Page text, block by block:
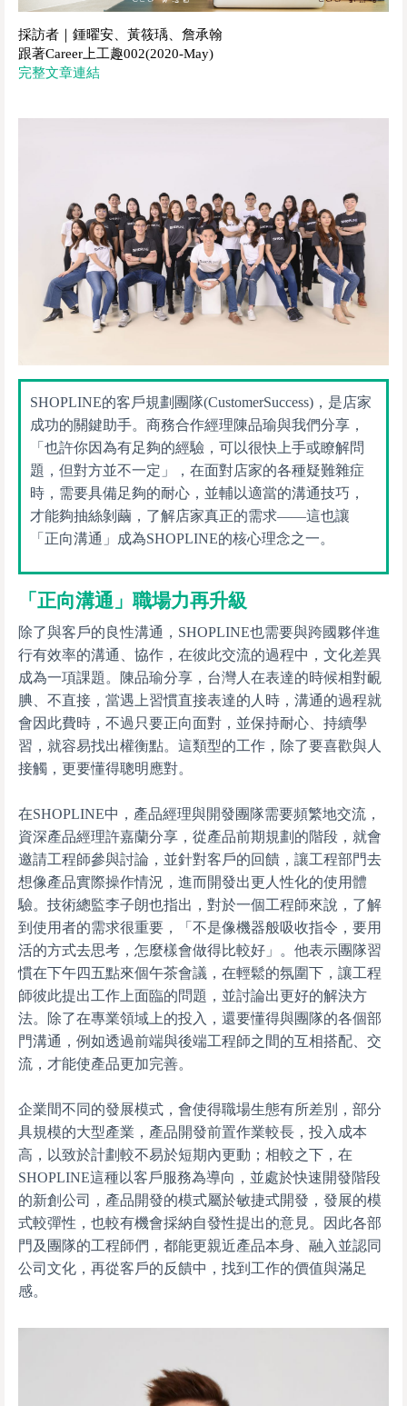
採訪者｜鍾曜安、黃筱瑀、詹承翰
跟著Career上工趣002(2020-May)
完整文章連結
SHOPLINE的客戶規劃團隊(CustomerSuccess)，是店家
成功的關鍵助手。商務合作經理陳品瑜與我們分享，
「也許你因為有足夠的經驗，可以很快上手或瞭解問
題，但對方並不一定」，在面對店家的各種疑難雜症
時，需要具備足夠的耐心，並輔以適當的溝通技巧，
才能夠抽絲剝繭，了解店家真正的需求——這也讓
「正向溝通」成為SHOPLINE的核心理念之一。
「正向溝通」職場力再升級
除了與客戶的良性溝通，SHOPLINE也需要與跨國夥伴進
行有效率的溝通、協作，在彼此交流的過程中，文化差異
成為一項課題。陳品瑜分享，台灣人在表達的時候相對靦
腆、不直接，當遇上習慣直接表達的人時，溝通的過程就
會因此費時，不過只要正向面對，並保持耐心、持續學
習，就容易找出權衡點。這類型的工作，除了要喜歡與人
接觸，更要懂得聰明應對。
在SHOPLINE中，產品經理與開發團隊需要頻繁地交流，
資深產品經理許嘉蘭分享，從產品前期規劃的階段，就會
邀請工程師參與討論，並針對客戶的回饋，讓工程部門去
想像產品實際操作情況，進而開發出更人性化的使用體
驗。技術總監李子朗也指出，對於一個工程師來說，了解
到使用者的需求很重要，「不是像機器般吸收指令，要用
活的方式去思考，怎麼樣會做得比較好」。他表示團隊習
慣在下午四五點來個午茶會議，在輕鬆的氛圍下，讓工程
師彼此提出工作上面臨的問題，並討論出更好的解決方
法。除了在專業領域上的投入，還要懂得與團隊的各個部
門溝通，例如透過前端與後端工程師之間的互相搭配、交
流，才能使產品更加完善。
企業間不同的發展模式，會使得職場生態有所差別，部分
具規模的大型產業，產品開發前置作業較長，投入成本
高，以致於計劃較不易於短期內更動；相較之下，在
SHOPLINE這種以客戶服務為導向，並處於快速開發階段
的新創公司，產品開發的模式屬於敏捷式開發，發展的模
式較彈性，也較有機會採納自發性提出的意見。因此各部
門及團隊的工程師們，都能更親近產品本身、融入並認同
公司文化，再從客戶的反饋中，找到工作的價值與滿足
感。